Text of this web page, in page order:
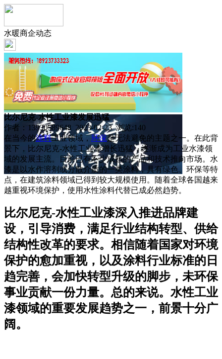
水暖商企动态
比尔尼克-水性工业漆发展迅猛
作者：13930589648 2023-02-23 浏览:140
在当今的涂料工业领域， 环保是无法避免的主题之一。在此背
景下，比尔尼克-水性工业漆增长迅猛，逐渐成为工业水漆领
域的发展主流。目前已有不少成熟的产品和技术推向市场。水
漆是以水作溶剂或分散介质的一类涂料，具有绿色、环保等特
点，在建筑涂料领域已得到较大规模使用。随着全球各国越来
越重视环境保护，使用水性涂料代替已成必然趋势。
比尔尼克-水性工业漆深入推进品牌建
设，引导消费，满足行业结构转型、供给
结构性改革的要求。相信随着国家对环境
保护的愈加重视，以及涂料行业标准的日
趋完善，会加快转型升级的脚步，未环保
事业贡献一份力量。总的来说。水性工业
漆领域的重要发展趋势之一，前景十分广
阔。